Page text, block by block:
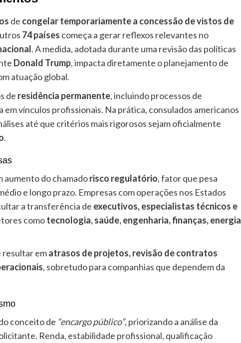
de congelar temporariamente a concessão de vistos de
74 países começa a gerar reflexos relevantes no
. A medida, adotada durante uma revisão das políticas
Donald Trump, impacta diretamente o planejamento de
atuação global.
de residência permanente, incluindo processos de
vínculos profissionais. Na prática, consulados americanos
até que critérios mais rigorosos sejam oficialmente
.
aumento do chamadorisco regulatório, fator que pesa
e longo prazo. Empresas com operações nos Estados
a transferência de executivos, especialistas técnicos e
comotecnologia, saúde, engenharia, finanças, energia
resultar ematrasos de projetos, revisão de contratos
, sobretudo para companhias que dependem da
conceito de “encargo público”, priorizando a análise da
Renda, estabilidade profissional, qualificação